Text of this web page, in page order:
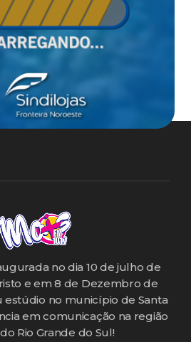
no dia 10 de julho de
e em 8 de Dezembro de
estúdio no município de Santa
em comunicação na região
Rio Grande do Sul!